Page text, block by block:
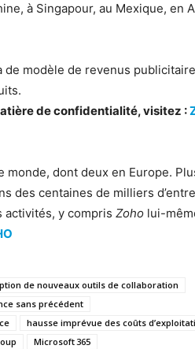
à Singapour, au Mexique, en
modèle de revenus
de confidentialité, visitez :
dont deux en Europe.
des centaines de milliers
activités, y compris Zoho lui-
de nouveaux outils de collaboration
sans précédent
hausse imprévue des coûts
Microsoft 365